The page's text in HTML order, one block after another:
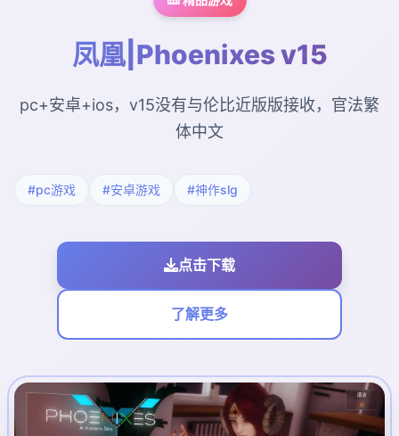
凤凰|Phoenixes v15
pc+安卓+ios，v15没有与伦比近版版接收，官法繁
体中文
#pc游戏 #安卓游戏 #神作slg
点击下载
了解更多